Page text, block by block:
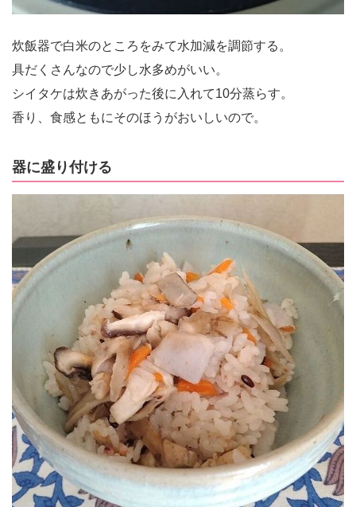
炊飯器で白米のところをみて水加減を調節する。
具だくさんなので少し水多めがいい。
シイタケは炊きあがった後に入れて10分蒸らす。
香り、食感ともにそのほうがおいしいので。
器に盛り付ける